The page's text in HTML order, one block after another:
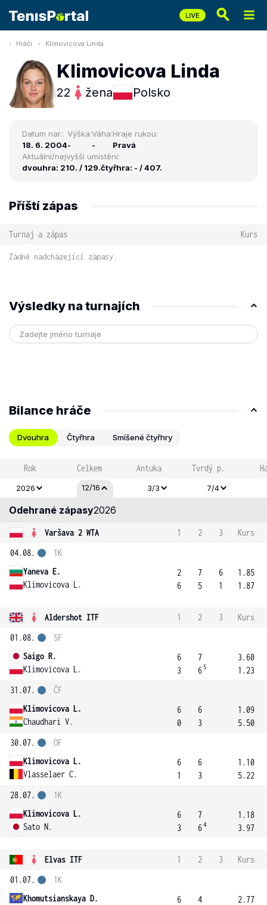
Hráči Klimovicova Linda
Klimovicova Linda
22 žena Polsko
Datum nar.:
18. 6. 2004
Výška:
-
Váha:
-
Hraje rukou:
Pravá
Aktuální/nejvyšší umístění:
dvouhra: 210. / 129.čtyřhra: - / 407.
Příští zápas
Turnaj a zápas Kurs
Žádné nadcházející zápasy.
Výsledky na turnajích
Bilance hráče
Dvouhra Čtyřhra Smíšené čtyřhry
Rok Celkem Antuka Tvrdý p.
2026 12/16 3/3 7/4
Odehrané zápasy2026
Varšava 2 WTA 1 2 3
Kurs
04.08.
Yaneva E.
Klimovicova L.
1K
2
6
7
5
6
1
1.85
1.87
Aldershot ITF 1 2 3
Kurs
01.08.
Saigo R.
Klimovicova L.
SF
6
3
7
6 5
3.60
1.23
31.07.
Klimovicova L.
Chaudhari V.
ČF
6
0
6
3
1.09
5.50
30.07.
Klimovicova L.
Vlasselaer C.
OF
6
1
6
3
1.10
5.22
28.07.
Klimovicova L.
Sato N.
1K
6
3
7
64
1.18
3.97
Elvas ITF 1 2 3
Kurs
01.07.
Khomutsianskaya D.
1K
6
4
2.77